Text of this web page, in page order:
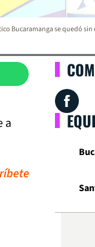
Bucaramanga se quedó
a